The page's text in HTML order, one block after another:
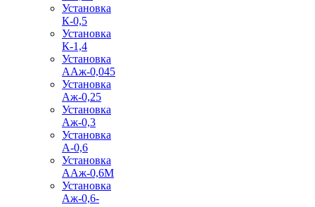
Установка
К-0,5
Установка
К-1,4
Установка
ААж-0,045
Установка
Аж-0,25
Установка
Аж-0,3
Установка
А-0,6
Установка
ААж-0,6М
Установка
Аж-0,6-